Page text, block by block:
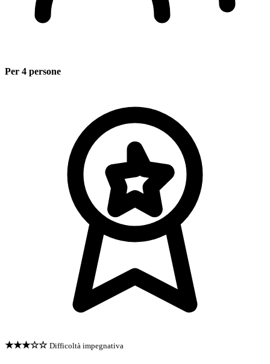
Per 4 persone
★★★☆☆ Difficoltà impegnativa